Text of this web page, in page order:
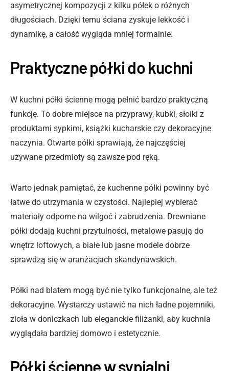
asymetrycznej kompozycji z kilku półek o różnych
długościach. Dzięki temu ściana zyskuje lekkość i
dynamikę, a całość wygląda mniej formalnie.
Praktyczne półki do kuchni
W kuchni półki ścienne mogą pełnić bardzo praktyczną
funkcję. To dobre miejsce na przyprawy, kubki, słoiki z
produktami sypkimi, książki kucharskie czy dekoracyjne
naczynia. Otwarte półki sprawiają, że najczęściej
używane przedmioty są zawsze pod ręką.
Warto jednak pamiętać, że kuchenne półki powinny być
łatwe do utrzymania w czystości. Najlepiej wybierać
materiały odporne na wilgoć i zabrudzenia. Drewniane
półki dodają kuchni przytulności, metalowe pasują do
wnętrz loftowych, a białe lub jasne modele dobrze
sprawdzą się w aranżacjach skandynawskich.
Półki nad blatem mogą być nie tylko funkcjonalne, ale też
dekoracyjne. Wystarczy ustawić na nich ładne pojemniki,
zioła w doniczkach lub eleganckie filiżanki, aby kuchnia
wyglądała bardziej domowo i estetycznie.
Półki ścienne w sypialni